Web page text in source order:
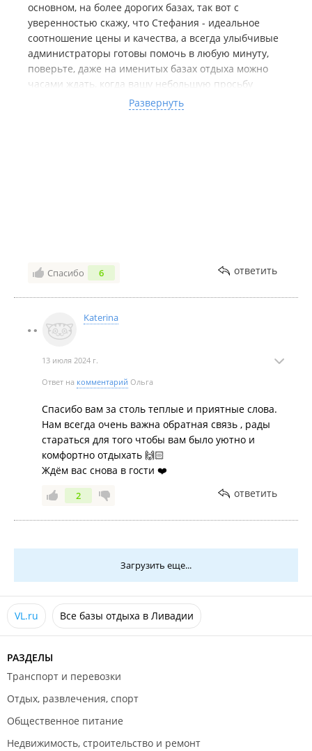
основном, на более дорогих базах, так вот с
уверенностью скажу, что Стефания - идеальное
соотношение цены и качества, а всегда улыбчивые
администраторы готовы помочь в любую минуту,
поверьте, даже на именитых базах отдыха можно
часами ждать, когда вашу небольшую просьбу
выполнят. Жили мы в домике стандарт, очень
удобно, что домики все стоят отдельно, а не
Лучше уточнять.
Нам не было принципиально.
Территория вся в брусчатке, хорошая детская зона,
всегда чистый и теплый бассейн. Две парковки и
очень близко к морю.
Однозначно будем советовать вашу базу, и сами
вернемся, если будут места 👏.
Развернуть
Спасибо 6 ответить
Katerina
13 июля 2024 г.
Ответ на комментарий Ольга
Спасибо вам за столь теплые и приятные слова.
Нам всегда очень важна обратная связь , рады
стараться для того чтобы вам было уютно и
комфортно отдыхать 🙌🏻
Ждём вас снова в гости ❤️
2 ответить
Загрузить еще...
VL.ru Все базы отдыха в Ливадии
РАЗДЕЛЫ
Транспорт и перевозки
Отдых, развлечения, спорт
Общественное питание
Недвижимость, строительство и ремонт